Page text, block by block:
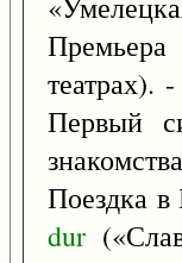
Первый
Поездка
dur